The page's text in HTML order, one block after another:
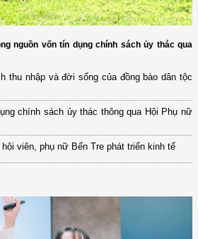
nguồn vốn tín dụng chính sách ủy thác qua
thu nhập và đời sống của đồng bào dân tộc
chính sách ủy thác thông qua Hội Phụ nữ
viên, phụ nữ Bến Tre phát triển kinh tế